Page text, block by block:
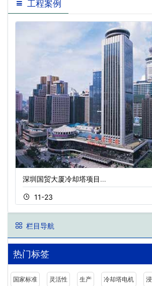
工程案例
深圳国贸大厦冷却塔项目…
11-23
栏目导航
热门标签
国家标准 灵活性 生产 冷却塔电机